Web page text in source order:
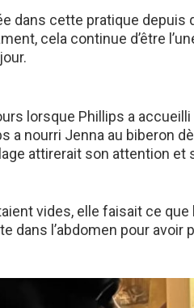
dans cette pratique depuis
cela continue d’être
lorsque Phillips a
a nourri Jenna au biberon
attirerait son attention et
vides, elle faisait ce
dans l’abdomen pour avoir